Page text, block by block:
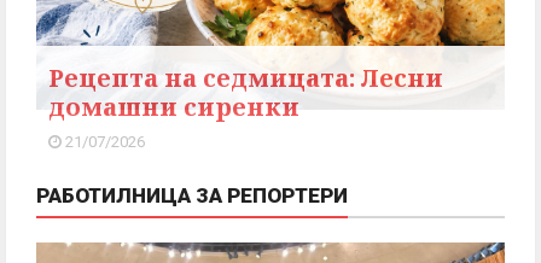
Рецепта на седмицата: Лесни
домашни сиренки
21/07/2026
РАБОТИЛНИЦА ЗА РЕПОРТЕРИ